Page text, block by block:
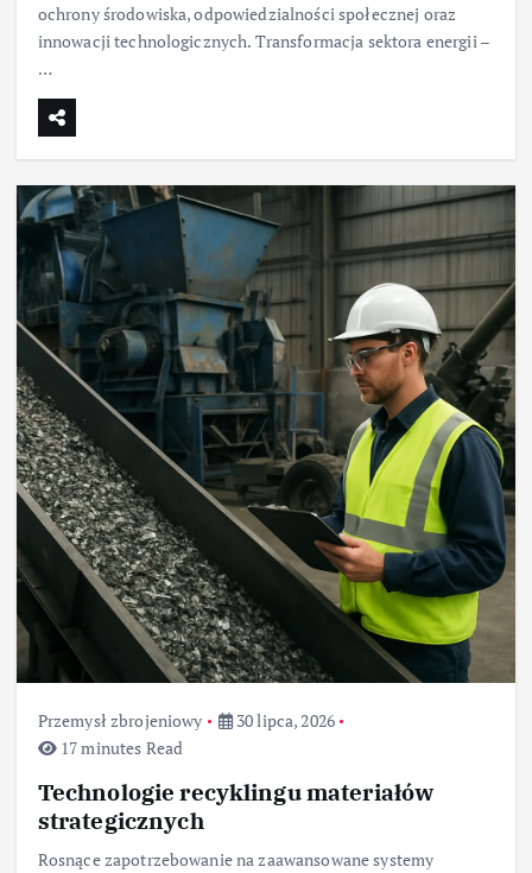
ochrony środowiska, odpowiedzialności społecznej oraz
innowacji technologicznych. Transformacja sektora energii –
…
Przemysł zbrojeniowy
30 lipca, 2026
17 minutes Read
Technologie recyklingu materiałów
strategicznych
Rosnące zapotrzebowanie na zaawansowane systemy